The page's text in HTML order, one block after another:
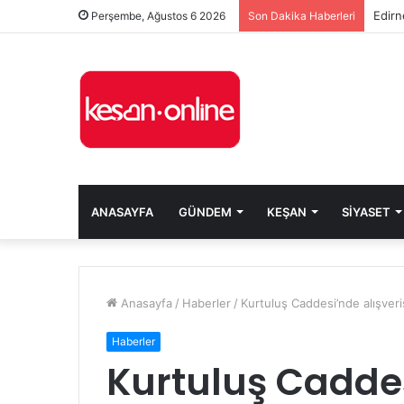
Perşembe, Ağustos 6 2026 Son Dakika Haberleri
ANASAYFA GÜNDEM KEŞAN SIYASET
Anasayfa / Haberler / Kurtuluş Caddesi’nde
Haberler
Kurtuluş